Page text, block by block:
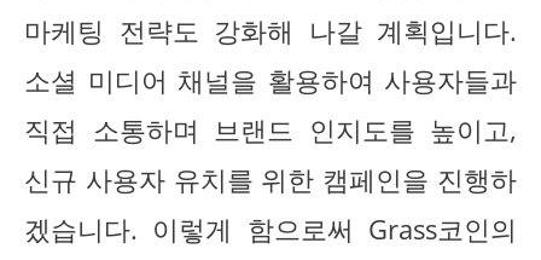
마케팅 전략도 강화해 나갈 계획입니다.
소셜 미디어 채널을 활용하여 사용자들과
직접 소통하며 브랜드 인지도를 높이고,
신규 사용자 유치를 위한 캠페인을 진행하
겠습니다. 이렇게 함으로써 Grass코인의